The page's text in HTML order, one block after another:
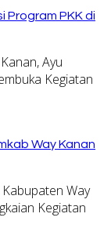
Program PKK di
Ayu
Kegiatan
Way Kanan
Way
Kegiatan